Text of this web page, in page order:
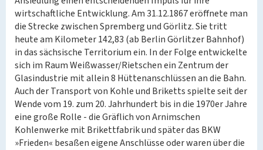
wirtschaftliche Entwicklung. Am 31.12.1867 eröffnete man
die Strecke zwischen Spremberg und Görlitz. Sie tritt
heute am Kilometer 142,83 (ab Berlin Görlitzer Bahnhof)
in das sächsische Territorium ein. In der Folge entwickelte
sich im Raum Weißwasser/Rietschen ein Zentrum der
Glasindustrie mit allein 8 Hüttenanschlüssen an die Bahn.
Auch der Transport von Kohle und Briketts spielte seit der
Wende vom 19. zum 20. Jahrhundert bis in die 1970er Jahre
eine große Rolle - die Gräflich von Arnimschen
Kohlenwerke mit Brikettfabrik und später das BKW
»Frieden« besaßen eigene Anschlüsse oder waren über die